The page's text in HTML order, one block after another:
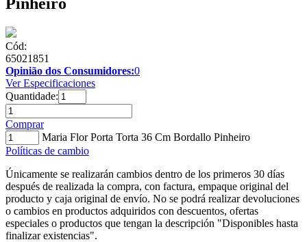
Cód:
65021851
Opinião dos Consumidores:0
Ver Especificaciones
Quantidade:
Comprar
Maria Flor Porta Torta 36 Cm Bordallo Pinheiro
Políticas de cambio
Únicamente se realizarán cambios dentro de los primeros 30 días
después de realizada la compra, con factura, empaque original del
producto y caja original de envío. No se podrá realizar devoluciones
o cambios en productos adquiridos con descuentos, ofertas
especiales o productos que tengan la descripción "Disponibles hasta
finalizar existencias".